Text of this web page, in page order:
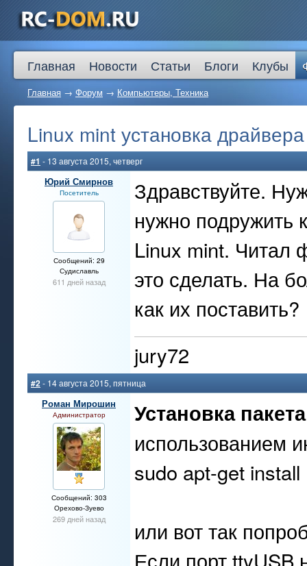
Главная Новости Статьи Блоги Клубы
Главная → Форум → Компьютеры, Техника
Linux mint установка драйвера
#1 - 13 августа 2015, четверг
Юрий Смирнов
Посетитель
Сообщений: 29
Судиславль
611 дней назад
Здравствуйте.
нужно подружить
Linux mint. Читал
это сделать. На
как их поставить?
jury72
#2- 14 августа 2015, пятница
Роман Мирошин
Администратор
Сообщений: 303
Орехово-Зуево
269 дней назад
Установка
использованием
sudo apt-get install
или вот так
Если порт ttyUSB